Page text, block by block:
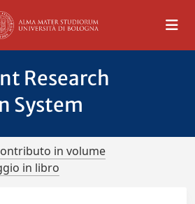
Research
System
in volume
in libro